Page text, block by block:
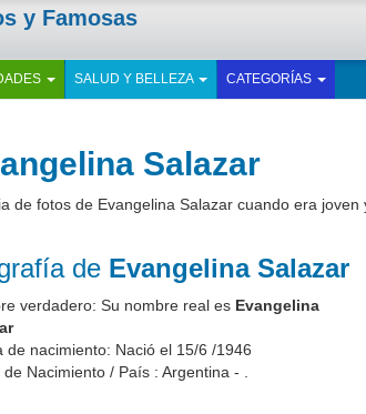
y Famosas
SALUD Y BELLEZA CATEGORÍAS
Salazar
de fotos de Evangelina Salazar cuando era joven
de Evangelina Salazar
verdadero: Su nombre real es Evangelina
de nacimiento: Nació el 15/6 /1946
Nacimiento / País : Argentina - .